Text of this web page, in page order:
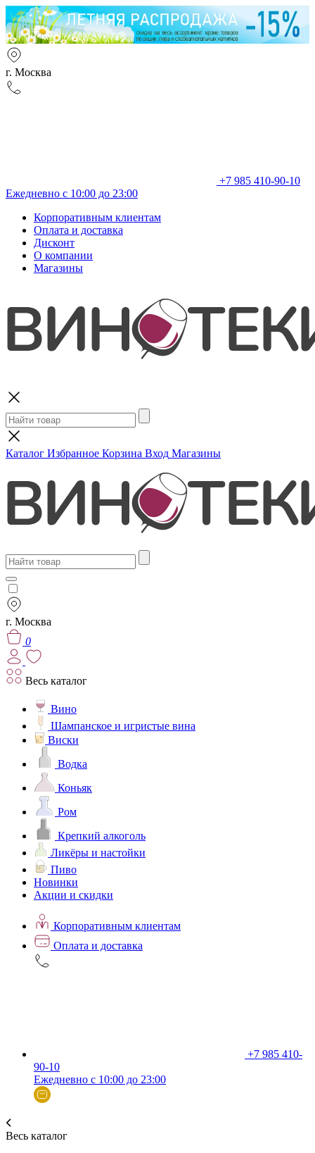
г. Москва
+7 985 410-90-10
Ежедневно с 10:00 до 23:00
Корпоративным клиентам
Оплата и доставка
Дисконт
О компании
Магазины
Каталог Избранное Корзина Вход Магазины
г. Москва
0
Весь каталог
Вино
Шампанское и игристые вина
Виски
Водка
Коньяк
Ром
Крепкий алкоголь
Ликёры и настойки
Пиво
Новинки
Акции и скидки
Корпоративным клиентам
Оплата и доставка
+7 985 410-
90-10
Ежедневно с 10:00 до 23:00
Весь каталог